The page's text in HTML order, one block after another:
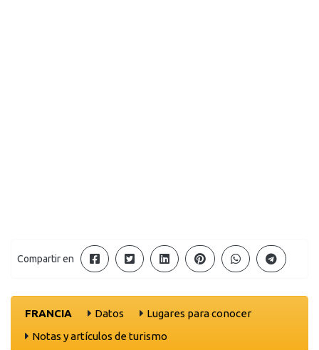
Compartir en
FRANCIA Datos
Lugares para conocer
Notas y artículos de turismo